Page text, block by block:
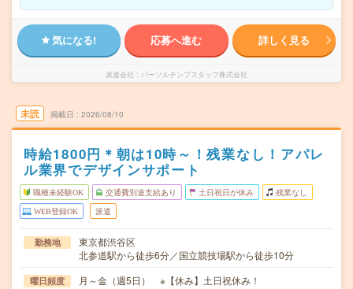
気になる! 応募へ進む 詳しく見る
派遣会社 パーソルテンプスタッフ株式会社
未読 掲載日 2026/08/10
時給1800円＊朝は10時～！残業なし！アパレ
ル業界でデザインサポート
職種未経験OK 交通費別途支給あり 土日祝日が休み 残業なし
WEB登録OK 派遣
勤務地
東京都渋谷区
北参道駅から徒歩6分／国立競技場駅から徒歩10分
曜日頻度 月～金（週5日） ※【休み】土日祝休み！